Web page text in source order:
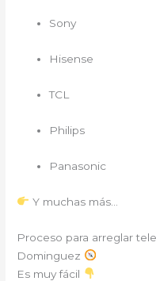
Sony
Hisense
TCL
Philips
Panasonic
Y muchas más…
Proceso para arreglar
Dominguez
Es muy fácil